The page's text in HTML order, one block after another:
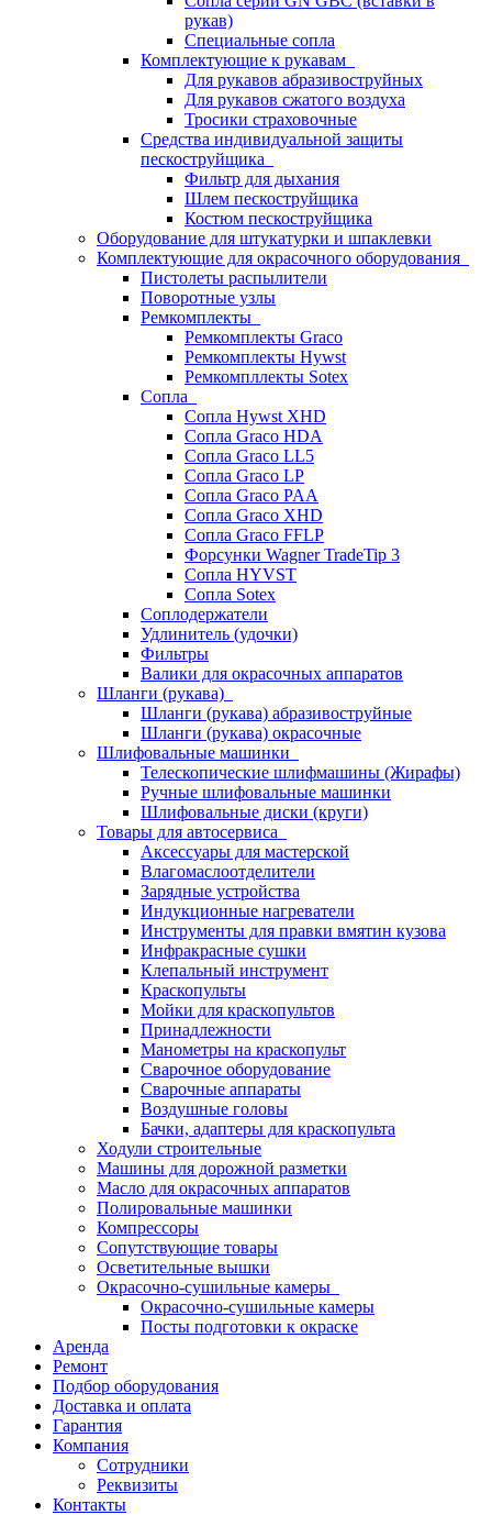
рукав)
Специальные сопла
Комплектующие к рукавам
Для рукавов абразивоструйных
Для рукавов сжатого воздуха
Тросики страховочные
Средства индивидуальной защиты
пескоструйщика
Фильтр для дыхания
Шлем пескоструйщика
Костюм пескоструйщика
Оборудование для штукатурки и шпаклевки
Комплектующие для окрасочного оборудования
Пистолеты распылители
Поворотные узлы
Ремкомплекты
Ремкомплекты Graco
Ремкомплекты Hywst
Ремкомпллекты Sotex
Сопла
Сопла Hywst XHD
Сопла Graco HDA
Сопла Graco LL5
Сопла Graco LP
Сопла Graco PAA
Сопла Graco XHD
Сопла Graco FFLP
Форсунки Wagner TradeTip 3
Сопла HYVST
Сопла Sotex
Соплодержатели
Удлинитель (удочки)
Фильтры
Валики для окрасочных аппаратов
Шланги (рукава)
Шланги (рукава) абразивоструйные
Шланги (рукава) окрасочные
Шлифовальные машинки
Телескопические шлифмашины (Жирафы)
Ручные шлифовальные машинки
Шлифовальные диски (круги)
Товары для автосервиса
Аксессуары для мастерской
Влагомаслоотделители
Зарядные устройства
Индукционные нагреватели
Инструменты для правки вмятин кузова
Инфракрасные сушки
Клепальный инструмент
Краскопульты
Мойки для краскопультов
Принадлежности
Манометры на краскопульт
Сварочное оборудование
Сварочные аппараты
Воздушные головы
Бачки, адаптеры для краскопульта
Ходули строительные
Машины для дорожной разметки
Масло для окрасочных аппаратов
Полировальные машинки
Компрессоры
Сопутствующие товары
Осветительные вышки
Окрасочно-сушильные камеры
Окрасочно-сушильные камеры
Посты подготовки к окраске
Аренда
Ремонт
Подбор оборудования
Доставка и оплата
Гарантия
Компания
Сотрудники
Реквизиты
Контакты